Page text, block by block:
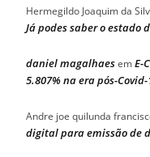
Hermegildo Joaquim da
Já podes saber o estado
daniel magalhaesemE-
5.807% na era pós-Covid-
Andre joe quilunda
digital para emissão de